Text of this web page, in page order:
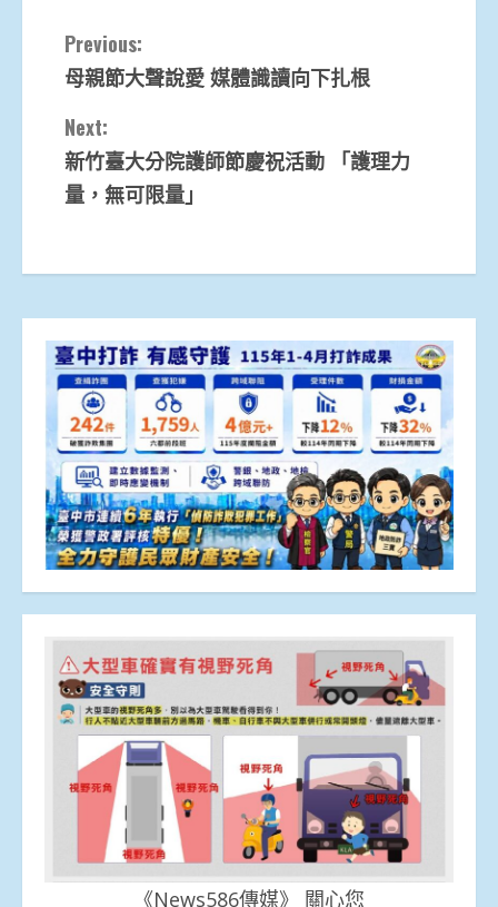
Continue
Reading
Previous:
母親節大聲說愛 媒體識讀向下扎根
Next:
新竹臺大分院護師節慶祝活動 「護理力
量，無可限量」
《News586傳媒》 關心您